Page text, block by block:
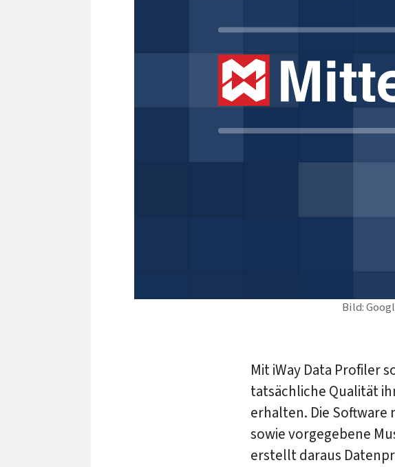
Bild:
Mit iWay Data Profiler
tatsächliche Qualität
erhalten. Die
sowie vorgegebene
erstellt daraus